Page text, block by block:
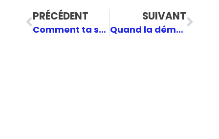
PRÉCÉDENT
Comment ta story Ghibli détruit la planète.
SUIVANT
Quand la démocratie participative freine le développement des villes : entre vigilance citoyenne et blocage systématique.